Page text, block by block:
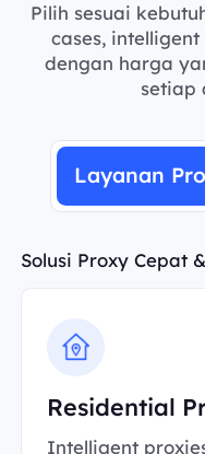
Pilih sesuai
cases,
dengan harga
setiap
Layanan
Solusi Proxy Cepat
Residential
Intelligent